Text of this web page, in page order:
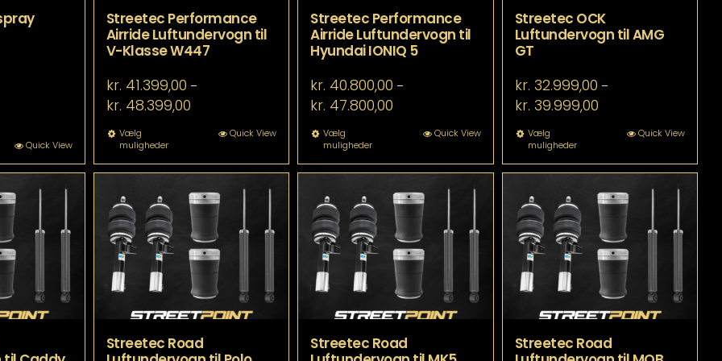
Quick View
Streetec Performance
Airride Luftundervogn til
V-Klasse W447
kr. 41.399,00 –
kr. 48.399,00Prisinterval:
Vælg
muligheder
Dette
har
varianter.
Mulighederne
kan
vælges
på
varesiden
Quick View
Streetec Performance
Airride Luftundervogn til
Hyundai IONIQ 5
kr. 40.800,00 –
kr. 47.800,00
Vælg
muligheder
Dette
har
varianter.
Mulighederne
kan
vælges
på
varesiden
Quick View
Streetec OCK
Luftundervogn til AMG
GT
kr. 32.999,00 –
kr. 39.999,00Prisinterval:
Vælg
muligheder
Dette
har
varianter.
Mulighederne
kan
vælges
på
varesiden
Quick View
Streetec Road
Streetec Road
Streetec Road